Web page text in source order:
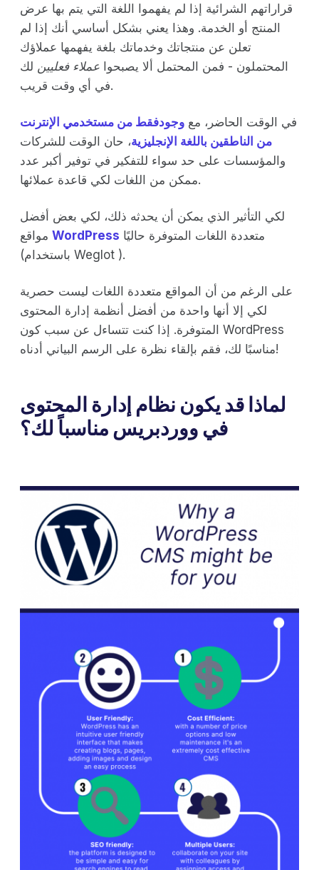
قراراتهم الشرائية إذا لم يفهموا اللغة التي يتم بها عرض
المنتج أو الخدمة. وهذا يعني بشكل أساسي أنك إذا لم
تعلن عن منتجاتك وخدماتك بلغة يفهمها عملاؤك
المحتملون - فمن المحتمل ألا يصبحوا عملاء فعليين لك
في أي وقت قريب.
في الوقت الحاضر، مع وجودفقط من مستخدمي الإنترنت
من الناطقين باللغة الإنجليزية، حان الوقت للشركات
والمؤسسات على حد سواء للتفكير في توفير أكبر عدد
ممكن من اللغات لكي قاعدة عملائها.
لكي التأثير الذي يمكن أن يحدثه ذلك، لكي بعض أفضل
WordPress
(باستخدام Weglot ).
على الرغم من أن المواقع متعددة اللغات ليست حصرية
لكي إلا أنها واحدة من أفضل أنظمة إدارة المحتوى
المتوفرة. إذا كنت تتساءل عن سبب كون WordPress
مناسبًا لك، فقم بإلقاء نظرة على الرسم البياني أدناه!
لماذا قد يكون نظام إدارة المحتوى
في ووردبريس مناسباً لك؟